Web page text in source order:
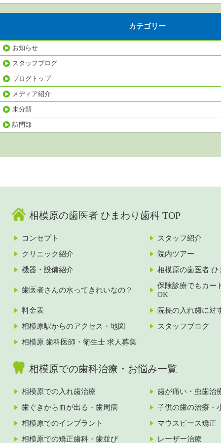
カテゴリー
お知らせ
スタッフブログ
ブログトップ
メディア紹介
未分類
訪問部
相模原の歯医者 ひまわり歯科 TOP
コンセプト
スタッフ紹介
クリニック紹介
院内ツアー
機器・設備紹介
相模原の歯医者 ひ
歯医者さんの水ってきれいなの？
保険診療でもカー
OK
料金表
院長の入れ歯に対
相模原駅からのアクセス・地図
スタッフブログ
相模原 歯科医師・衛生士 求人募集
相模原での歯科治療・お悩み一覧
相模原での入れ歯治療
歯が痛い・虫歯治
歯ぐきから血が出る・歯周病
子供の歯の治療・
相模原でのインプラント
マウスピース矯正
相模原での矯正歯科・歯並び
レーザー治療